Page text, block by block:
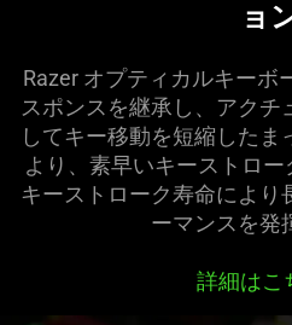
ョ
Razer オプティカルキーボ
スポンスを継承し、アクチ
してキー移動を短縮した
より、素早いキーストロ
キーストローク寿命により
ーマンスを発
詳細はこ